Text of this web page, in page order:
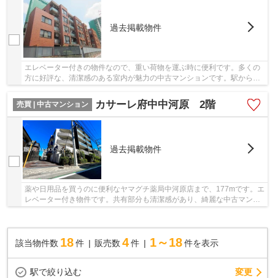
過去掲載物件
エレベーター付きの物件なので、重い荷物を運ぶ時に便利です。多くの
方に好評な、清潔感のある室内が魅力の中古マンションです。駅から物
売買 | 中古マンション
カサーレ府中中河原 2階
過去掲載物件
薬や日用品を買うのに便利なヤマグチ薬局中河原店まで、177mです。エ
レベーター付き物件です。共有部分も清潔感があり、綺麗な中古マンシ
ョンです。駅徒歩9分の物件です。不動産のこと...
該当物件数 18件 販売数 4 件 1～18 件を表示
駅で絞り込む 変更